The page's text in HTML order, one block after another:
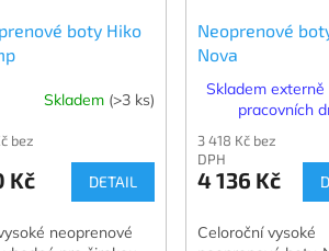
boty Hiko
Skladem (>3 ks)
bez
Kč DETAIL
neoprenové
Neoprenové
Nova
Skladem
pracovních
3 418 Kč bez
DPH
4 136 Kč
Celoroční vysoké